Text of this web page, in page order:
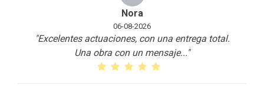
Nora
06-08-2026
"Excelentes actuaciones, con una entrega total.
Una obra con un mensaje..."